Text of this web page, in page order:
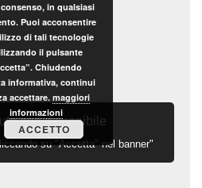
non disponibile
su "Accetta" nel banner"
in qualsiasi
Puoi acconsentire
di tali tecnologie
il pulsante
Chiudendo
informativa, continui
accettare. maggiori
informazioni
ACCETTO